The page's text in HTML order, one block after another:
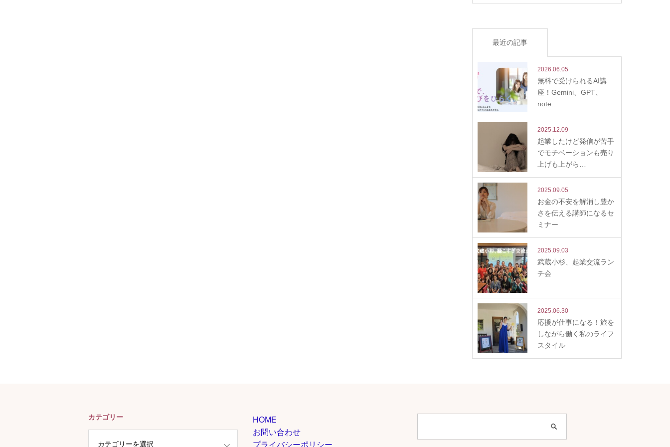
最近の記事
2026.06.05
無料で受けられるAI講
座！Gemini、GPT、
note…
2025.12.09
起業したけど発信が苦手
でモチベーションも売り
上げも上がら…
2025.09.05
お金の不安を解消し豊か
さを伝える講師になるセ
ミナー
2025.09.03
武蔵小杉、起業交流ラン
チ会
2025.06.30
応援が仕事になる！旅を
しながら働く私のライフ
スタイル
カテゴリー
HOME
お問い合わせ
プライバシーポリシー